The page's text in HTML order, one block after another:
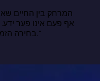
בחירה הזמינה לכל אחד ואחת מאיתנו, כיום."